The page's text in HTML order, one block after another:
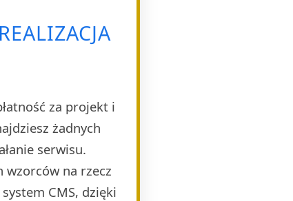
za projekt i
żadnych
serwisu.
wzorców na rzecz
CMS, dzięki